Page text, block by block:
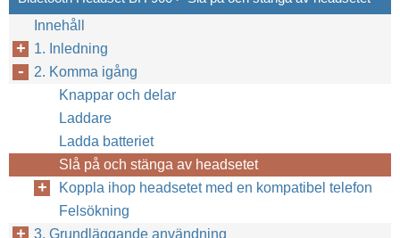
Innehåll
1. Inledning
2. Komma igång
Knappar och delar
Laddare
Ladda batteriet
Slå på och stänga av headsetet
Koppla ihop headsetet med en kompatibel telefon
Felsökning
3. Grundläggande användning